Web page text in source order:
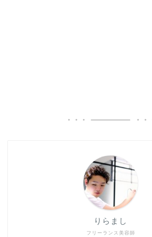
フリーランス美容師
りらまし